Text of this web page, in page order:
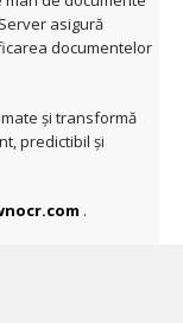
asigură
documentelor
și transformă
predictibil și
.